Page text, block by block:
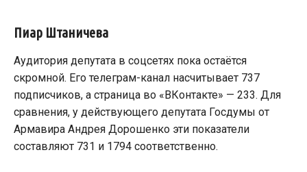
Пиар Штаничева
Аудитория депутата в соцсетях пока остаётся
скромной. Его телеграм-канал насчитывает 737
подписчиков, а страница во «ВКонтакте» — 233. Для
сравнения, у действующего депутата Госдумы от
Армавира Андрея Дорошенко эти показатели
составляют 731 и 1794 соответственно.